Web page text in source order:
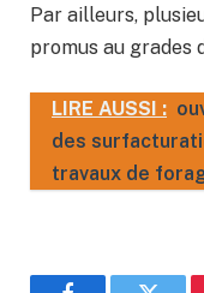
Par ailleurs,
promus au grades
LIRE AUSSI :
des
travaux de